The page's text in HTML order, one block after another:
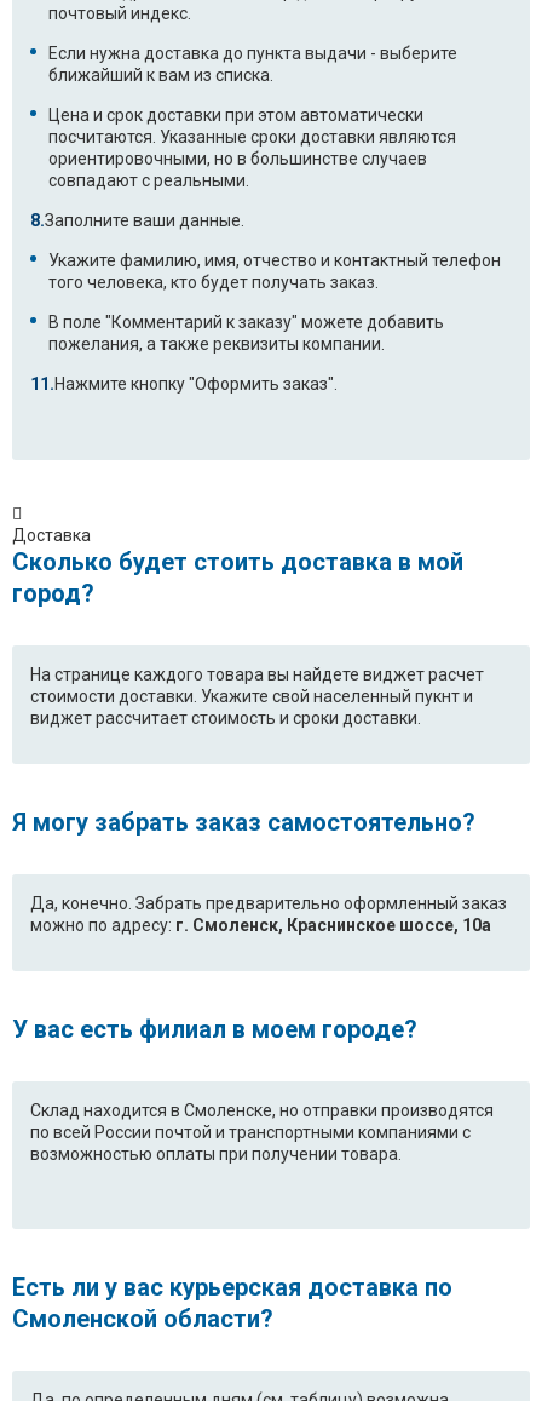
почтовый индекс.
Если нужна доставка до пункта выдачи - выберите
ближайший к вам из списка.
Цена и срок доставки при этом автоматически
посчитаются. Указанные сроки доставки являются
ориентировочными, но в большинстве случаев
совпадают с реальными.
Заполните ваши данные.
Укажите фамилию, имя, отчество и контактный телефон
того человека, кто будет получать заказ.
В поле "Комментарий к заказу" можете добавить
пожелания, а также реквизиты компании.
Нажмите кнопку "Оформить заказ".
Доставка
Сколько будет стоить доставка в мой
город?
На странице каждого товара вы найдете виджет расчет
стоимости доставки. Укажите свой населенный пукнт и
виджет рассчитает стоимость и сроки доставки.
Я могу забрать заказ самостоятельно?
Да, конечно. Забрать предварительно оформленный заказ
можно по адресу: г. Смоленск, Краснинское шоссе, 10а
У вас есть филиал в моем городе?
Склад находится в Смоленске, но отправки производятся
по всей России почтой и транспортными компаниями с
возможностью оплаты при получении товара.
Есть ли у вас курьерская доставка по
Смоленской области?